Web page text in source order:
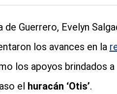
Guerrero, Evelyn
los avances en la
los apoyos brindados
el huracán ‘Otis’.